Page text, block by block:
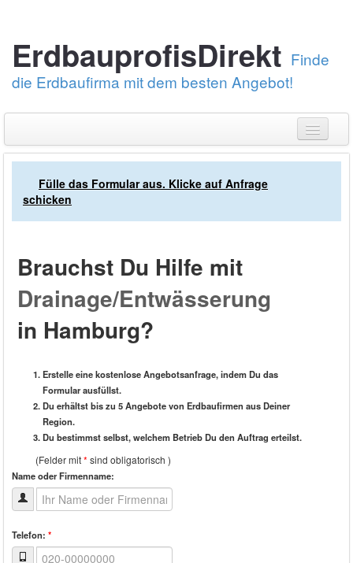
ErdbauprofisDirekt Finde
die Erdbaufirma mit dem besten Angebot!
Erstelle eine Angebotsanfrage
Über uns
Erdarbeiten
Kundendienst: 030-88789674
Fülle das Formular aus. Klicke auf Anfrage
schicken
Brauchst Du Hilfe mit
Drainage/Entwässerung
in Hamburg?
Erstelle eine kostenlose Angebotsanfrage, indem Du das
Formular ausfüllst.
Du erhältst bis zu 5 Angebote von Erdbaufirmen aus Deiner
Region.
Du bestimmst selbst, welchem Betrieb Du den Auftrag erteilst.
(Felder mit* sind obligatorisch )
Name oder Firmenname:
Telefon: *